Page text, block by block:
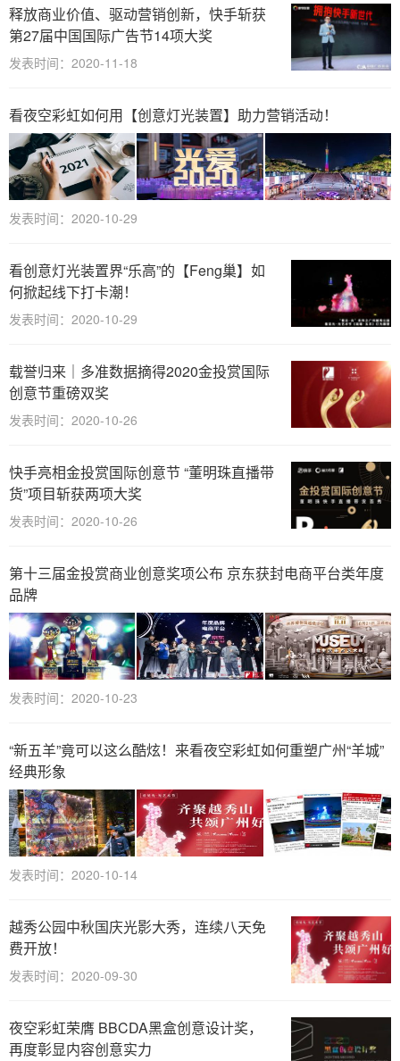
释放商业价值、驱动营销创新，快手斩获
第27届中国国际广告节14项大奖
发表时间：2020-11-18
看夜空彩虹如何用【创意灯光装置】助力营销活动！
发表时间：2020-10-29
看创意灯光装置界“乐高”的【Feng巢】如
何掀起线下打卡潮！
发表时间：2020-10-29
载誉归来｜多准数据摘得2020金投赏国际
创意节重磅双奖
发表时间：2020-10-26
快手亮相金投赏国际创意节 “董明珠直播带
货”项目斩获两项大奖
发表时间：2020-10-26
第十三届金投赏商业创意奖项公布 京东获封电商平台类年度
品牌
发表时间：2020-10-23
“新五羊”竟可以这么酷炫！来看夜空彩虹如何重塑广州“羊城”
经典形象
发表时间：2020-10-14
越秀公园中秋国庆光影大秀，连续八天免
费开放！
发表时间：2020-09-30
夜空彩虹荣膺 BBCDA黑盒创意设计奖，
再度彰显内容创意实力